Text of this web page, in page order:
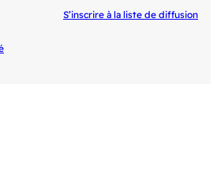
S’inscrire à la liste de diffusion